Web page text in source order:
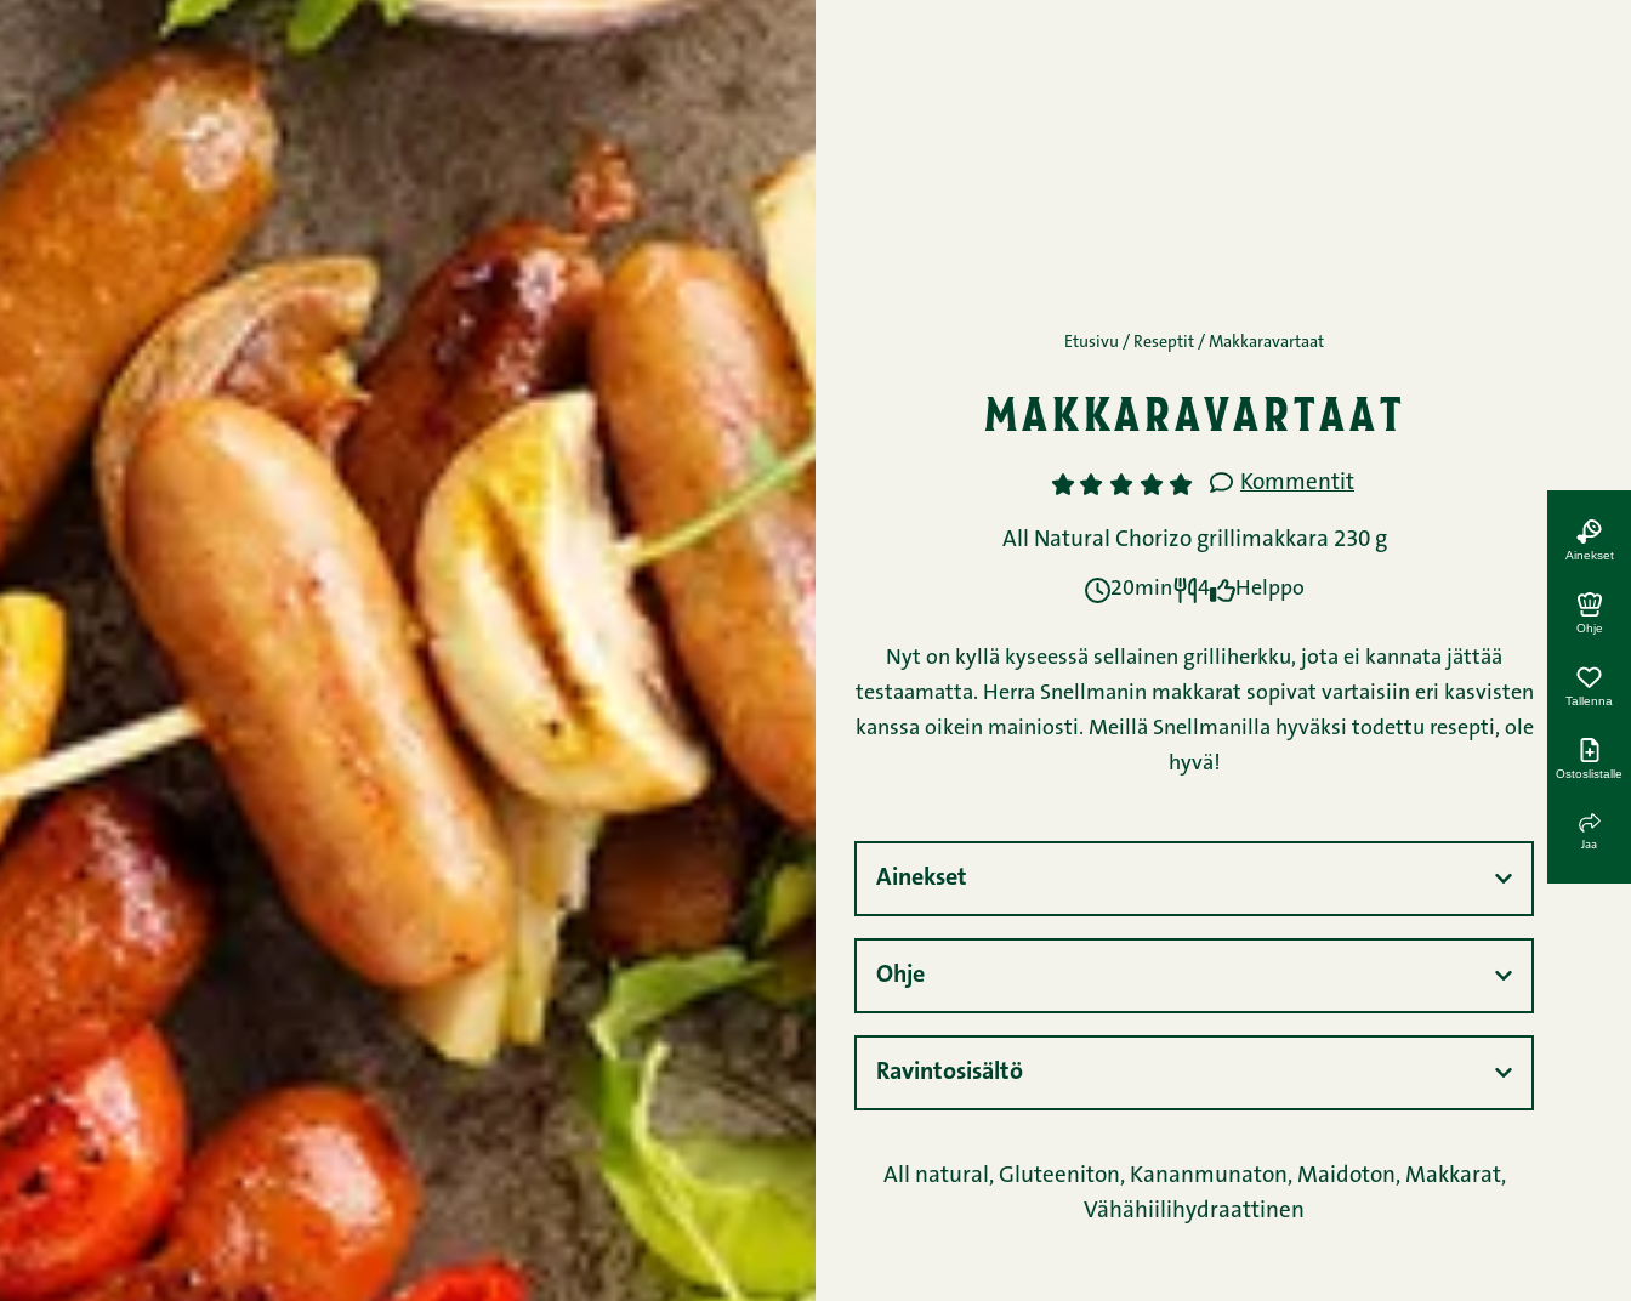
Etusivu / Reseptit / Makkaravartaat
makkaravartaat
1 2 3 4 5 Kommentit
All Natural Chorizo grillimakkara 230 g
20min 4 Helppo
Nyt on kyllä kyseessä sellainen grilliherkku, jota ei kannata jättää
testaamatta. Herra Snellmanin makkarat sopivat vartaisiin eri kasvisten
kanssa oikein mainiosti. Meillä Snellmanilla hyväksi todettu resepti, ole
hyvä!
Ainekset
Ohje
Ravintosisältö
All natural, Gluteeniton, Kananmunaton, Maidoton, Makkarat,
Vähähiilihydraattinen
Ainekset
Ohje
Tallenna
Ostoslistalle
Jaa